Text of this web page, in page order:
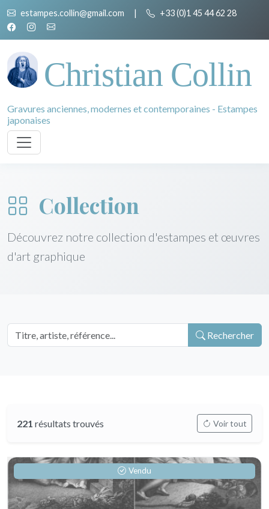
estampes.collin@gmail.com | +33 (0)1 45 44 62 28
Christian Collin
Gravures anciennes, modernes et contemporaines - Estampes
japonaises
Collection
Découvrez notre collection d'estampes et œuvres
d'art graphique
Rechercher
221 résultats trouvés Voir tout
Vendu